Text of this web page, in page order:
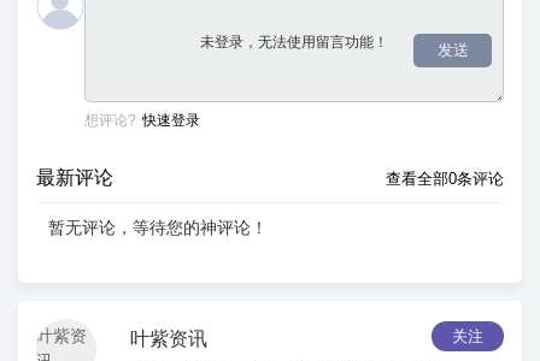
发送
想评论? 快速登录
最新评论 查看全部0条评论
暂无评论，等待您的神评论！
叶紫资讯 关注